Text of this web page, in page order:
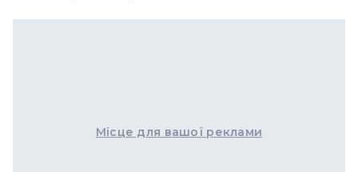
Місце для вашої реклами